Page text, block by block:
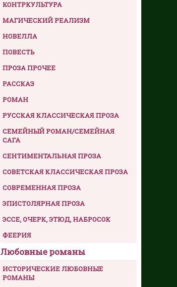
КОНТРКУЛЬТУРА
МАГИЧЕСКИЙ РЕАЛИЗМ
НОВЕЛЛА
ПОВЕСТЬ
ПРОЗА ПРОЧЕЕ
РАССКАЗ
РОМАН
РУССКАЯ КЛАССИЧЕСКАЯ ПРОЗА
СЕМЕЙНЫЙ РОМАН/СЕМЕЙНАЯ
САГА
СЕНТИМЕНТАЛЬНАЯ ПРОЗА
СОВЕТСКАЯ КЛАССИЧЕСКАЯ ПРОЗА
СОВРЕМЕННАЯ ПРОЗА
ЭПИСТОЛЯРНАЯ ПРОЗА
ЭССЕ, ОЧЕРК, ЭТЮД, НАБРОСОК
ФЕЕРИЯ
Любовные романы
ИСТОРИЧЕСКИЕ ЛЮБОВНЫЕ
РОМАНЫ